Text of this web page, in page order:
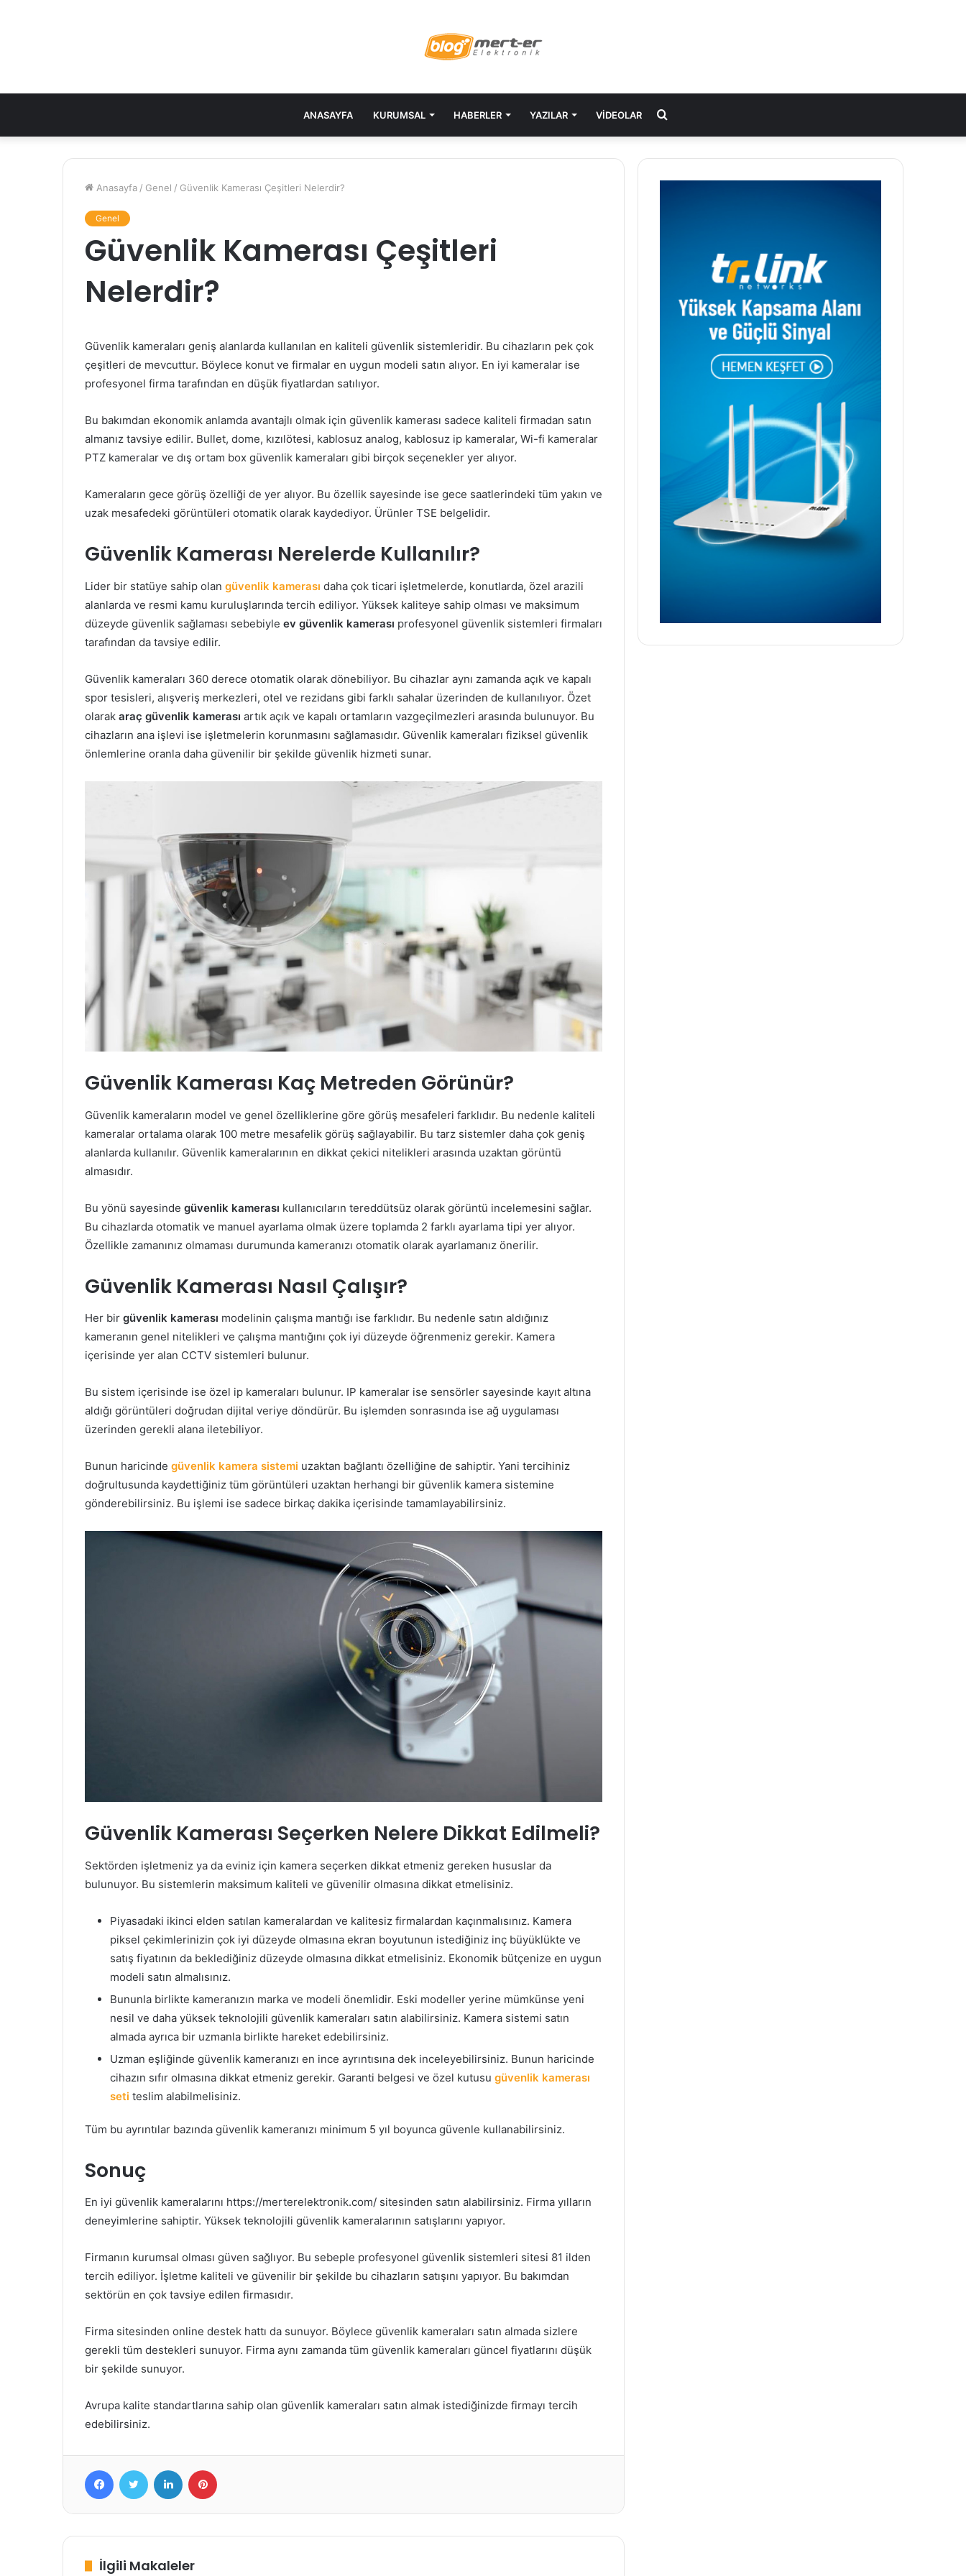
ANASAYFA KURUMSAL HABERLER YAZILAR VIDEOLAR
yap
Anasayfa / Genel / Güvenlik Kamerası Çeşitleri Nelerdir?
Genel
Güvenlik Kamerası Çeşitleri
Nelerdir?
Güvenlik kameraları geniş alanlarda kullanılan en kaliteli güvenlik sistemleridir. Bu cihazların pek çok
çeşitleri de mevcuttur. Böylece konut ve firmalar en uygun modeli satın alıyor. En iyi kameralar ise
profesyonel firma tarafından en düşük fiyatlardan satılıyor.
Bu bakımdan ekonomik anlamda avantajlı olmak için güvenlik kamerası sadece kaliteli firmadan satın
almanız tavsiye edilir. Bullet, dome, kızılötesi, kablosuz analog, kablosuz ip kameralar, Wi-fi kameralar
PTZ kameralar ve dış ortam box güvenlik kameraları gibi birçok seçenekler yer alıyor.
Kameraların gece görüş özelliği de yer alıyor. Bu özellik sayesinde ise gece saatlerindeki tüm yakın ve
uzak mesafedeki görüntüleri otomatik olarak kaydediyor. Ürünler TSE belgelidir.
Güvenlik Kamerası Nerelerde Kullanılır?
Lider bir statüye sahip olan güvenlik kamerası daha çok ticari işletmelerde, konutlarda, özel arazili
alanlarda ve resmi kamu kuruluşlarında tercih ediliyor. Yüksek kaliteye sahip olması ve maksimum
düzeyde güvenlik sağlaması sebebiyle ev güvenlik kamerası profesyonel güvenlik sistemleri firmaları
tarafından da tavsiye edilir.
Güvenlik kameraları 360 derece otomatik olarak dönebiliyor. Bu cihazlar aynı zamanda açık ve kapalı
spor tesisleri, alışveriş merkezleri, otel ve rezidans gibi farklı sahalar üzerinden de kullanılıyor. Özet
olarak araç güvenlik kamerası artık açık ve kapalı ortamların vazgeçilmezleri arasında bulunuyor. Bu
cihazların ana işlevi ise işletmelerin korunmasını sağlamasıdır. Güvenlik kameraları fiziksel güvenlik
önlemlerine oranla daha güvenilir bir şekilde güvenlik hizmeti sunar.
Güvenlik Kamerası Kaç Metreden Görünür?
Güvenlik kameraların model ve genel özelliklerine göre görüş mesafeleri farklıdır. Bu nedenle kaliteli
kameralar ortalama olarak 100 metre mesafelik görüş sağlayabilir. Bu tarz sistemler daha çok geniş
alanlarda kullanılır. Güvenlik kameralarının en dikkat çekici nitelikleri arasında uzaktan görüntü
almasıdır.
Bu yönü sayesinde güvenlik kamerası kullanıcıların tereddütsüz olarak görüntü incelemesini sağlar.
Bu cihazlarda otomatik ve manuel ayarlama olmak üzere toplamda 2 farklı ayarlama tipi yer alıyor.
Özellikle zamanınız olmaması durumunda kameranızı otomatik olarak ayarlamanız önerilir.
Güvenlik Kamerası Nasıl Çalışır?
Her bir güvenlik kamerası modelinin çalışma mantığı ise farklıdır. Bu nedenle satın aldığınız
kameranın genel nitelikleri ve çalışma mantığını çok iyi düzeyde öğrenmeniz gerekir. Kamera
içerisinde yer alan CCTV sistemleri bulunur.
Bu sistem içerisinde ise özel ip kameraları bulunur. IP kameralar ise sensörler sayesinde kayıt altına
aldığı görüntüleri doğrudan dijital veriye döndürür. Bu işlemden sonrasında ise ağ uygulaması
üzerinden gerekli alana iletebiliyor.
Bunun haricinde güvenlik kamera sistemi uzaktan bağlantı özelliğine de sahiptir. Yani tercihiniz
doğrultusunda kaydettiğiniz tüm görüntüleri uzaktan herhangi bir güvenlik kamera sistemine
gönderebilirsiniz. Bu işlemi ise sadece birkaç dakika içerisinde tamamlayabilirsiniz.
Güvenlik Kamerası Seçerken Nelere Dikkat Edilmeli?
Sektörden işletmeniz ya da eviniz için kamera seçerken dikkat etmeniz gereken hususlar da
bulunuyor. Bu sistemlerin maksimum kaliteli ve güvenilir olmasına dikkat etmelisiniz.
Piyasadaki ikinci elden satılan kameralardan ve kalitesiz firmalardan kaçınmalısınız. Kamera
piksel çekimlerinizin çok iyi düzeyde olmasına ekran boyutunun istediğiniz inç büyüklükte ve
satış fiyatının da beklediğiniz düzeyde olmasına dikkat etmelisiniz. Ekonomik bütçenize en uygun
modeli satın almalısınız.
Bununla birlikte kameranızın marka ve modeli önemlidir. Eski modeller yerine mümkünse yeni
nesil ve daha yüksek teknolojili güvenlik kameraları satın alabilirsiniz. Kamera sistemi satın
almada ayrıca bir uzmanla birlikte hareket edebilirsiniz.
Uzman eşliğinde güvenlik kameranızı en ince ayrıntısına dek inceleyebilirsiniz. Bunun haricinde
cihazın sıfır olmasına dikkat etmeniz gerekir. Garanti belgesi ve özel kutusu güvenlik kamerası
seti teslim alabilmelisiniz.
Tüm bu ayrıntılar bazında güvenlik kameranızı minimum 5 yıl boyunca güvenle kullanabilirsiniz.
Sonuç
En iyi güvenlik kameralarını https://merterelektronik.com/ sitesinden satın alabilirsiniz. Firma yılların
deneyimlerine sahiptir. Yüksek teknolojili güvenlik kameralarının satışlarını yapıyor.
Firmanın kurumsal olması güven sağlıyor. Bu sebeple profesyonel güvenlik sistemleri sitesi 81 ilden
tercih ediliyor. İşletme kaliteli ve güvenilir bir şekilde bu cihazların satışını yapıyor. Bu bakımdan
sektörün en çok tavsiye edilen firmasıdır.
Firma sitesinden online destek hattı da sunuyor. Böylece güvenlik kameraları satın almada sizlere
gerekli tüm destekleri sunuyor. Firma aynı zamanda tüm güvenlik kameraları güncel fiyatlarını düşük
bir şekilde sunuyor.
Avrupa kalite standartlarına sahip olan güvenlik kameraları satın almak istediğinizde firmayı tercih
edebilirsiniz.
FacebookTwitter LinkedIn
İlgili Makaleler